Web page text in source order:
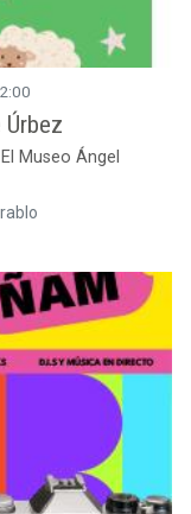
Museo Ángel